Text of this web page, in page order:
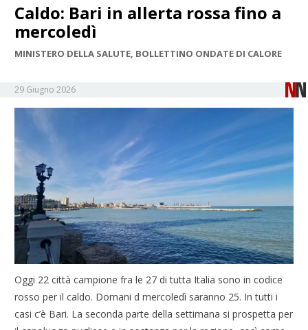
Caldo: Bari in allerta rossa fino a
mercoledì
MINISTERO DELLA SALUTE, BOLLETTINO ONDATE DI CALORE
29 Giugno 2026
Oggi 22 città campione fra le 27 di tutta Italia sono in codice
rosso per il caldo. Domani d mercoledì saranno 25. In tutti i
casi c’è Bari. La seconda parte della settimana si prospetta per